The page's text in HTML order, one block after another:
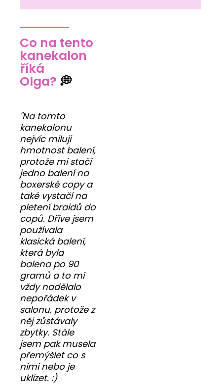
Co na tento
kanekalon
říká
Olga? 💭
"Na tomto
kanekalonu
nejvíc miluji
hmotnost balení,
protože mi stačí
jedno balení na
boxerské copy a
také vystačí na
pletení braidů do
copů. Dříve jsem
používala
klasická balení,
která byla
balena po 90
gramů a to mi
vždy nadělalo
nepořádek v
salonu, protože z
něj zůstávaly
zbytky. Stále
jsem pak musela
přemýšlet co s
nimi nebo je
uklízet. :)